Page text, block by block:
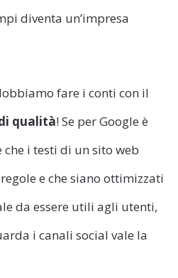
diventa un’impresa
fare i conti con il
qualità! Se per Google è
i testi di un sito web
e che siano ottimizzati
da essere utili agli utenti,
i canali social vale la